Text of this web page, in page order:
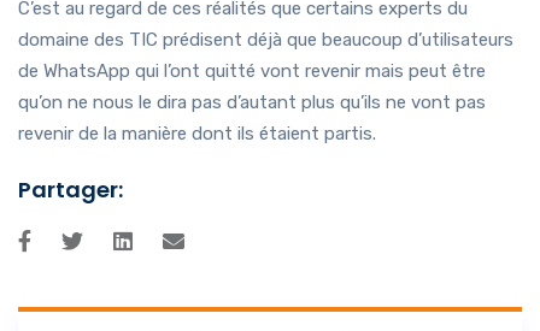
C’est au regard de ces réalités que certains experts du
domaine des TIC prédisent déjà que beaucoup d’utilisateurs
de WhatsApp qui l’ont quitté vont revenir mais peut être
qu’on ne nous le dira pas d’autant plus qu’ils ne vont pas
revenir de la manière dont ils étaient partis.
Partager: